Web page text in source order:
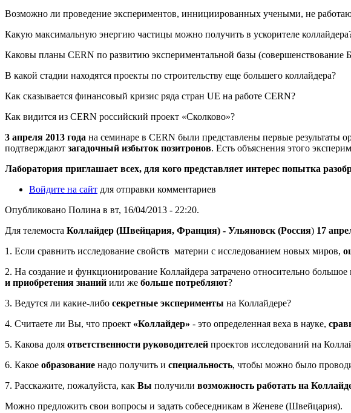
Возможно ли проведение экспериментов, иннициированных учеными, не
Какую максимальную энергию частицы можно получить в ускорителе
Каковы планы CERN по развитию экспериментальной базы (совершенствование
В какой стадии находятся проекты по строительству еще большего коллайдера?
Как сказывается финансовый кризис ряда стран UE на работе CERN?
Как видится из CERN российский проект «Сколково»?
3 апреля 2013 года на семинаре в CERN были представлены первые результаты
подтверждают загадочный избыток позитронов. Есть объяснения этого
Лаборатория приглашает всех, для кого представляет интерес попытка
Войдите на сайт для отправки комментариев
Опубликовано Полина в вт, 16/04/2013 - 22:20.
Для телемоста Коллайдер (Швейцария, Франция) - Ульяновск (Россия) 17
1. Если сравнить исследование свойств материи с исследованием новых миров,
2. На создание и функционирование Коллайдера затрачено относительно
и приобретения знаний или же больше потребляют?
3. Ведутся ли какие-либо секретные эксперименты на Коллайдере?
4. Считаете ли Вы, что проект «Коллайдер» - это определенная веха в науке,
5. Какова доля ответственности руководителей проектов исследований на
6. Какое образование надо получить и специальность, чтобы можно было
7. Расскажите, пожалуйста, как Вы получили возможность работать на
Можно предложить свои вопросы и задать собеседникам в Женеве (Швейцария).